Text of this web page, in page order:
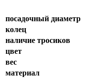
посадочный диаметр
колец
наличие тросиков
цвет
вес
материал